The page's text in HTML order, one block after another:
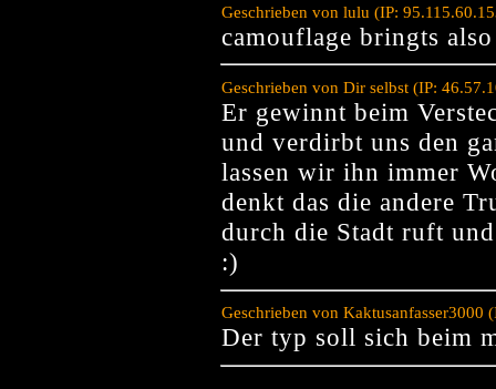
Geschrieben von lulu (IP:
camouflage bringts
Geschrieben von Dir selbst (IP:
Er gewinnt beim
und verdirbt uns den
lassen wir ihn immer
denkt das die andere
durch die Stadt ruft
:)
Geschrieben von Kaktusanfasser3000
Der typ soll sich beim